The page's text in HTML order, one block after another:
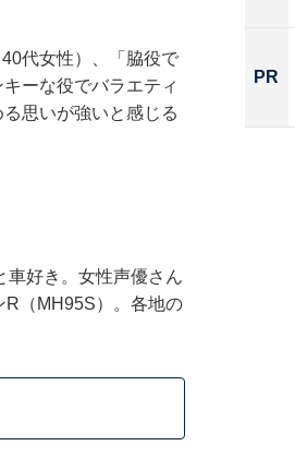
代女性）、「脇役で
ーな役でバラエティ
思いが強いと感じる
車好き。女性声優さん
R（MH95S）。各地の
PR